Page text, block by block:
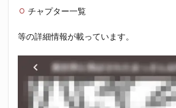
チャプター一覧
等の詳細情報が載っています。